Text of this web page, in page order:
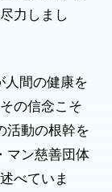
力しまし
人間の健康を
の信念こそ
活動の根幹を
マン慈善団体
べていま